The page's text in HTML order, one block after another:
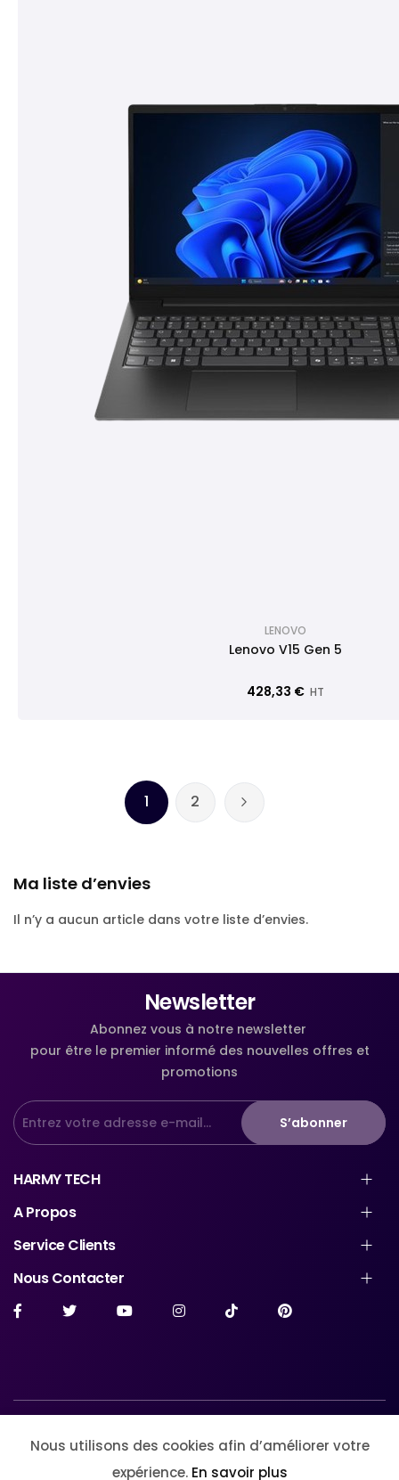
Nous utilisons des cookies afin d’améliorer votre
expérience. En savoir plus
LENOVO
Lenovo V15 Gen 5
428,33 € HT
Page
Vous lisez actuellement la page
1 Page
2 Page
Suivant
Ma liste d’envies
Il n’y a aucun article dans votre liste d’envies.
Newsletter
Abonnez vous à notre newsletter
pour être le premier informé des nouvelles offres et
promotions
S’abonner
HARMY TECH
A Propos
Service Clients
Nous Contacter